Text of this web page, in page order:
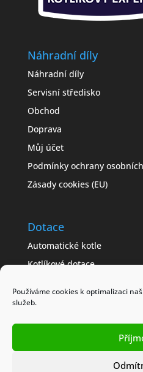
Používáme cookies k optimalizaci
služeb.
Náhradní díly
Náhradní díly
Servisní středisko
Obchod
Doprava
Můj účet
Podmínky ochrany
Zásady cookies (EU)
Dotace
Automatické kotle
Kotlíkové dotace
Jak získat dotaci